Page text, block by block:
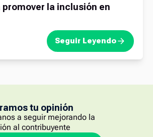
la inclusión en
Seguir Leyendo
tu opinión
a seguir mejorando la
al contribuyente